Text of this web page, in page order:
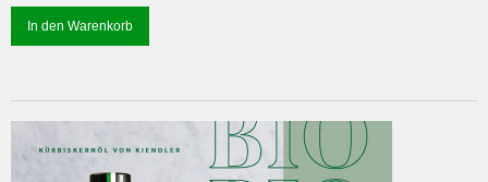
In den Warenkorb